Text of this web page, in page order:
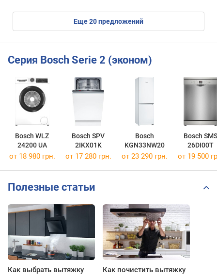
eще20предложений
Серия Bosch Serie 2 (эконом)
Bosch WLZ
24200 UA
Bosch SPV
2IKX01K
Bosch
KGN33NW20
Bosch SMS
26DI00T
от 18 980 грн. от 17 280 грн. от 23 290 грн. от 19 500
Полезные статьи
Как выбрать вытяжку Как почистить вытяжку